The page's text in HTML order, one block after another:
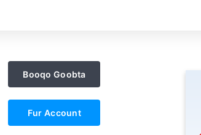
Booqo Goobta
Fur Account